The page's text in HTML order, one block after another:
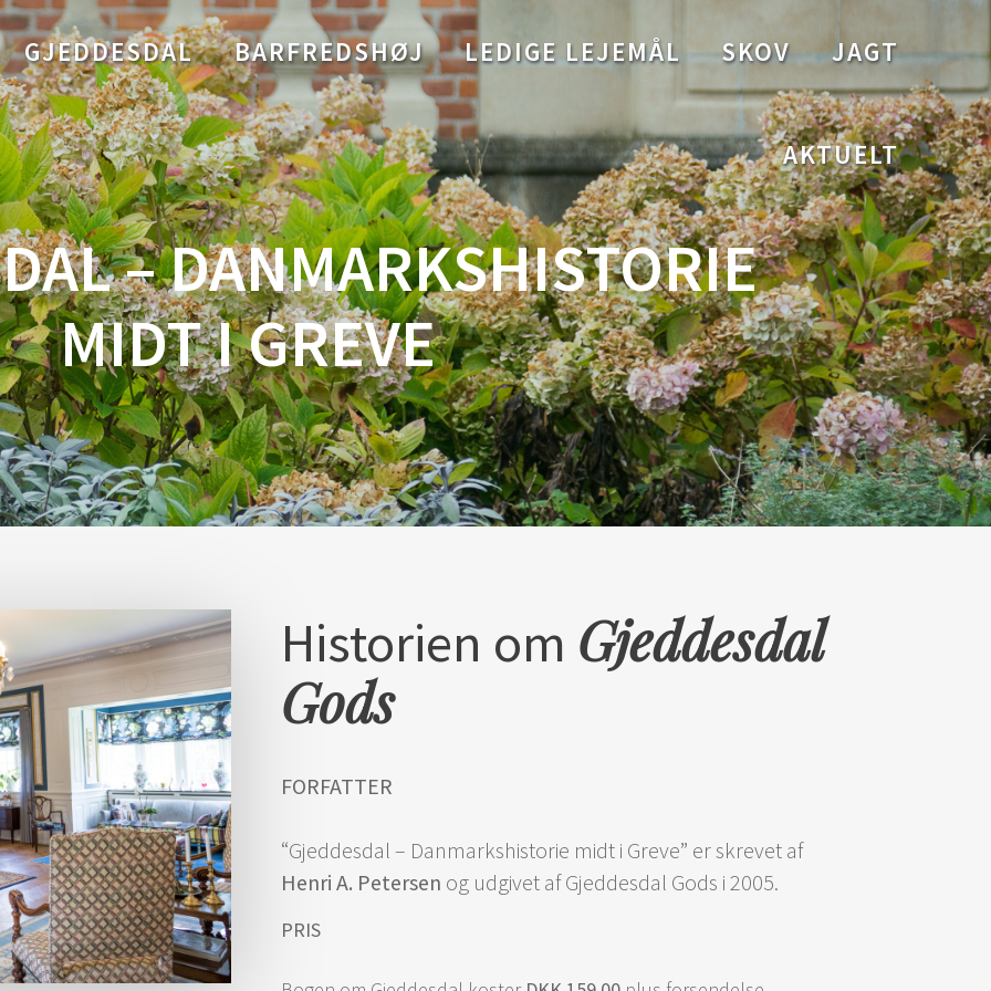
GJEDDESDAL BARFREDSHØJ LEDIGE LEJEMÅL SKOV JAGT
AKTUELT
– DANMARKSHISTORIE
MIDT I GREVE
Historien om Gjeddesdal
Gods
FORFATTER
“Gjeddesdal – Danmarkshistorie midt i Greve” er skrevet af
Henri A. Petersen og udgivet af Gjeddesdal Gods i 2005.
PRIS